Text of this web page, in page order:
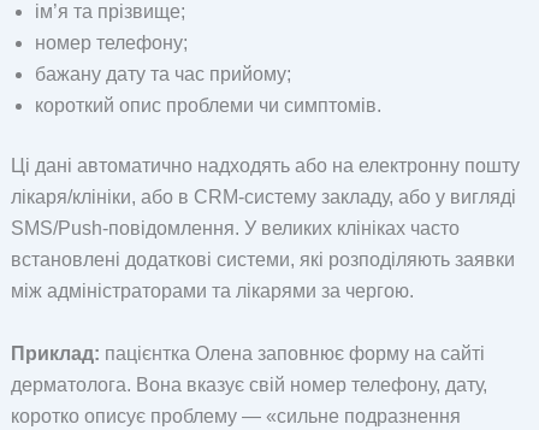
ім’я та прізвище;
номер телефону;
бажану дату та час прийому;
короткий опис проблеми чи симптомів.
Ці дані автоматично надходять або на електронну пошту
лікаря/клініки, або в CRM-систему закладу, або у вигляді
SMS/Push-повідомлення. У великих клініках часто
встановлені додаткові системи, які розподіляють заявки
між адміністраторами та лікарями за чергою.
Приклад: пацієнтка Олена заповнює форму на сайті
дерматолога. Вона вказує свій номер телефону, дату,
коротко описує проблему — «сильне подразнення